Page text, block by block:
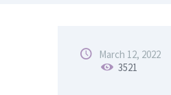
March 12, 2022
3521